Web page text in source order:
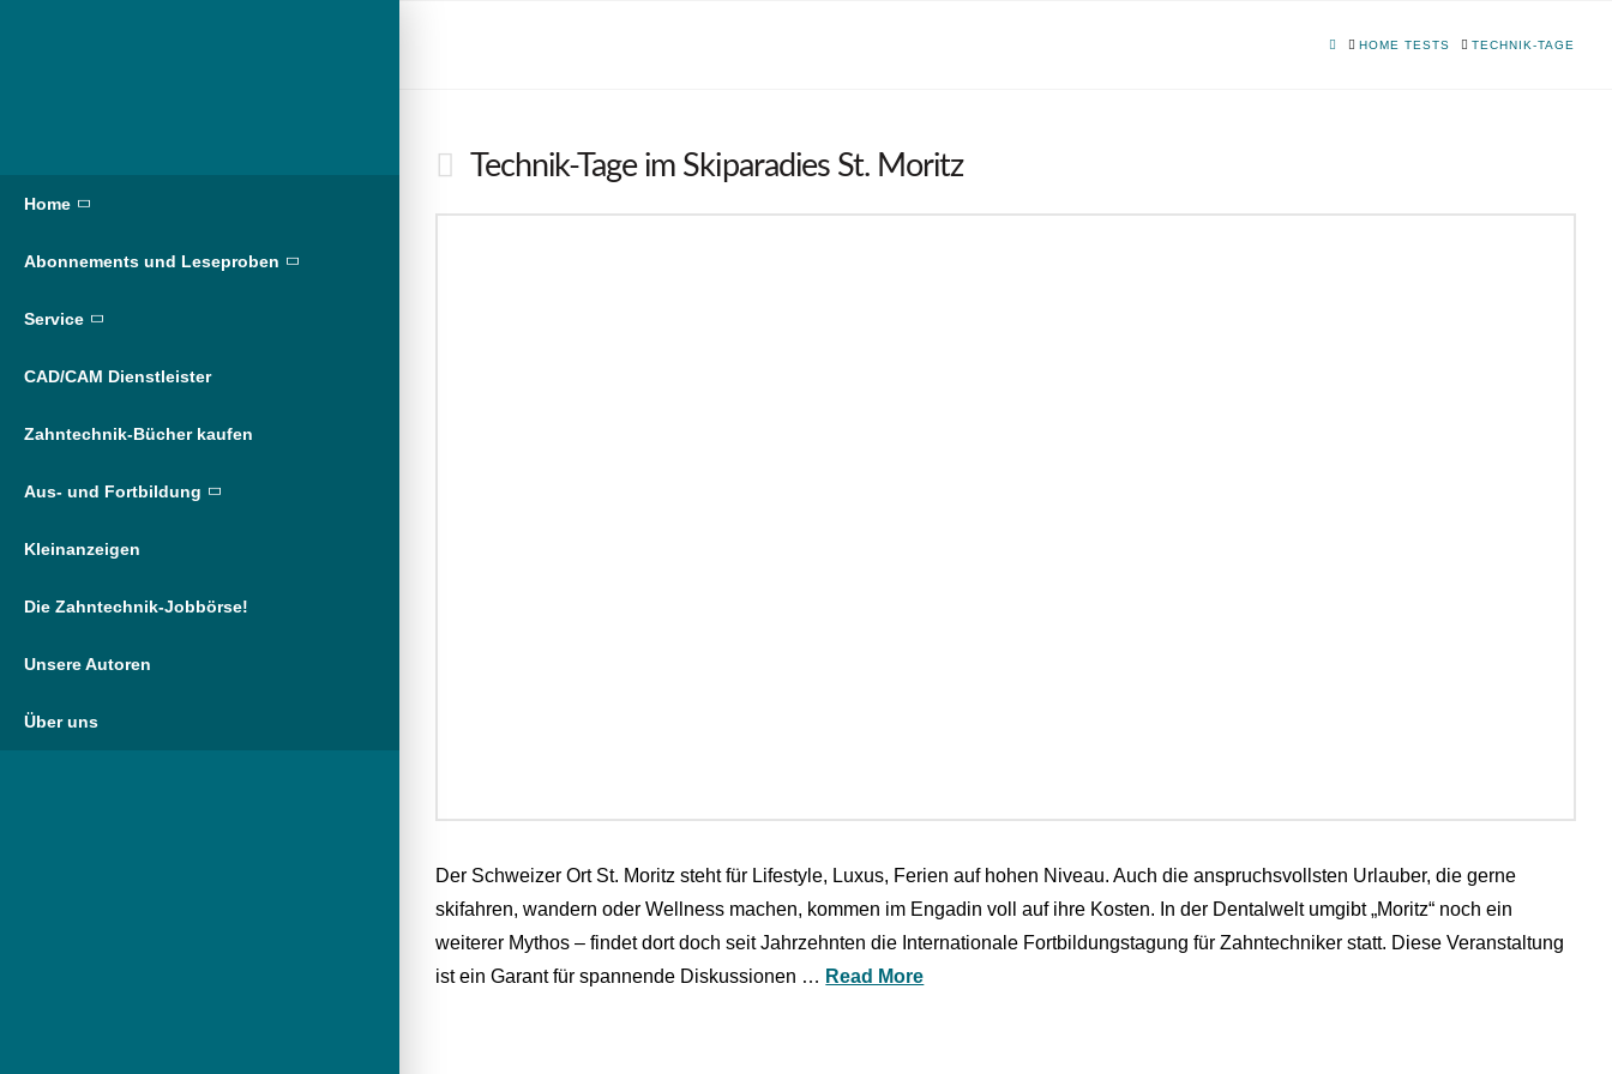
Home
Abonnements und Leseproben
Service
CAD/CAM Dienstleister
Zahntechnik-Bücher kaufen
Aus- und Fortbildung
Kleinanzeigen
Die Zahntechnik-Jobbörse!
Unsere Autoren
Über uns
HOMEHOME TESTS TECHNIK-TAGE
Technik-Tage im Skiparadies St. Moritz
Der Schweizer Ort St. Moritz steht für Lifestyle, Luxus, Ferien auf hohen Niveau. Auch die anspruchsvollsten Urlauber, die gerne
skifahren, wandern oder Wellness machen, kommen im Engadin voll auf ihre Kosten. In der Dentalwelt umgibt „Moritz“ noch ein
weiterer Mythos – findet dort doch seit Jahrzehnten die Internationale Fortbildungstagung für Zahntechniker statt. Diese Veranstaltung
ist ein Garant für spannende Diskussionen … Read More